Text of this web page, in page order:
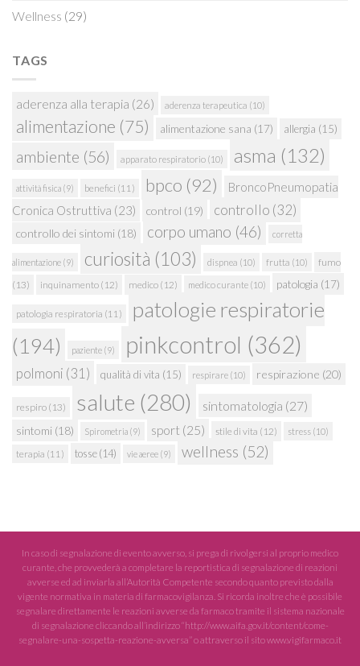
Wellness (29)
TAGS
aderenza alla terapia (26) aderenza terapeutica (10)
alimentazione (75) alimentazione sana (17) allergia (15)
ambiente (56) apparato respiratorio (10) asma (132)
attività fisica (9) benefici (11) bpco (92)
BroncoPneumopatia
Cronica Ostruttiva (23) control (19) controllo (32)
controllo dei sintomi (18) corpo umano (46) corretta
alimentazione (9) curiosità (103) dispnea (10) frutta (10)
fumo
(13)
inquinamento (12) medico (12) medico curante (10) patologia (17)
patologia respiratoria (11)
patologie respiratorie
(194)
paziente (9) pinkcontrol (362)
polmoni (31) qualità di vita (15) respirare (10) respirazione (20)
respiro (13) salute (280) sintomatologia (27)
sintomi (18) Spirometria (9) sport (25) stile di vita (12) stress (10)
terapia (11) tosse(14) vie aeree (9) wellness (52)
In caso di segnalazione di evento avverso, si prega di rivolgersi al proprio medico
curante, che provvederà a completare la reportistica di segnalazione di reazioni
avverse ed ad inviarla all’Autorità Competente secondo quanto previsto dalla
vigente normativa in materia di farmacovigilanza. Si ricorda inoltre che è possibile
segnalare direttamente le reazioni avverse da farmaco tramite il sistema nazionale
di segnalazione cliccando all’indirizzo “http://www.aifa.gov.it/content/come-
segnalare-una-sospetta-reazione-avversa” o attraverso il sito www.vigifarmaco.it